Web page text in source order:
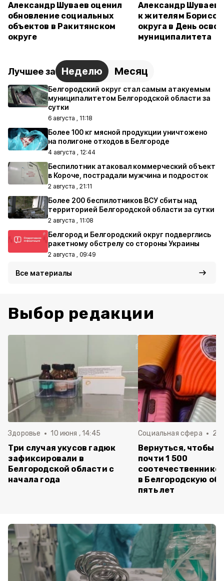
Александр Шуваев оценил
обновление социальных
объектов в Ракитянском
округе
Александр Шуваев
к жителям
округа в День
муниципалитета
Лучшее за Неделю Месяц
Белгородский округ стал самым атакуемым
муниципалитетом Белгородской области за
сутки
6 августа , 11:18
Более 100 кг мясной продукции уничтожено
на полигоне отходов в Белгороде
4 августа , 12:44
Беспилотник атаковал коммерческий объект
в Короче, пострадали мужчина и подросток
2 августа , 21:11
Более 200 беспилотников ВСУ сбиты над
территорией Белгородской области за сутки
2 августа , 11:08
Белгород и Белгородский округ подверглись
ракетному обстрелу со стороны Украины
2 августа , 09:49
Все материалы
Выбор редакции
Здоровье 10 июня , 14:45
Три случая укусов гадюк
зафиксировали в
Белгородской области с
начала года
Социальная сфера 20
Вернуться, чтобы
почти 1 500
в Белгородскую
пять лет